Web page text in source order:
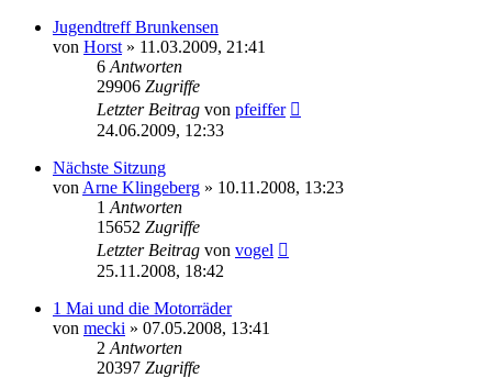
Jugendtreff Brunkensen
von Horst » 11.03.2009, 21:41
6 Antworten
29906 Zugriffe
Letzter Beitrag von pfeiffer
24.06.2009, 12:33
Nächste Sitzung
von Arne Klingeberg » 10.11.2008, 13:23
1 Antworten
15652 Zugriffe
Letzter Beitrag von vogel
25.11.2008, 18:42
1 Mai und die Motorräder
von mecki » 07.05.2008, 13:41
2 Antworten
20397 Zugriffe